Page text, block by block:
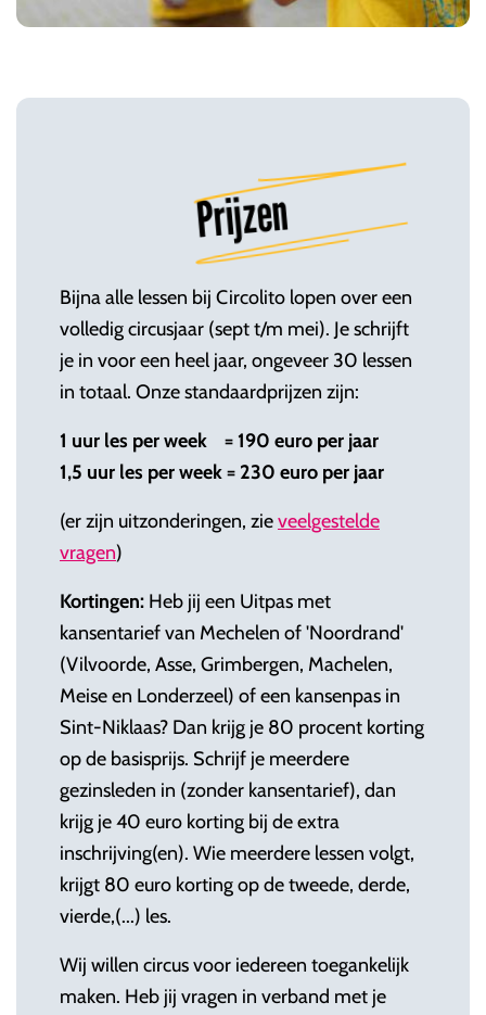
Prijzen
Bijna alle lessen bij Circolito lopen over een
volledig circusjaar (sept t/m mei). Je schrijft
je in voor een heel jaar, ongeveer 30 lessen
in totaal. Onze standaardprijzen zijn:
1 uur les per week = 190 euro per jaar
1,5 uur les per week = 230 euro per jaar
(er zijn uitzonderingen, zieveelgestelde
vragen)
Kortingen: Heb jij een Uitpas met
kansentarief van Mechelen of 'Noordrand'
(Vilvoorde, Asse, Grimbergen, Machelen,
Meise en Londerzeel) of een kansenpas in
Sint-Niklaas? Dan krijg je 80 procent korting
op de basisprijs. Schrijf je meerdere
gezinsleden in (zonder kansentarief), dan
krijg je 40 euro korting bij de extra
inschrijving(en). Wie meerdere lessen volgt,
krijgt 80 euro korting op de tweede, derde,
vierde,(...) les.
Wij willen circus voor iedereen toegankelijk
maken. Heb jij vragen in verband met je